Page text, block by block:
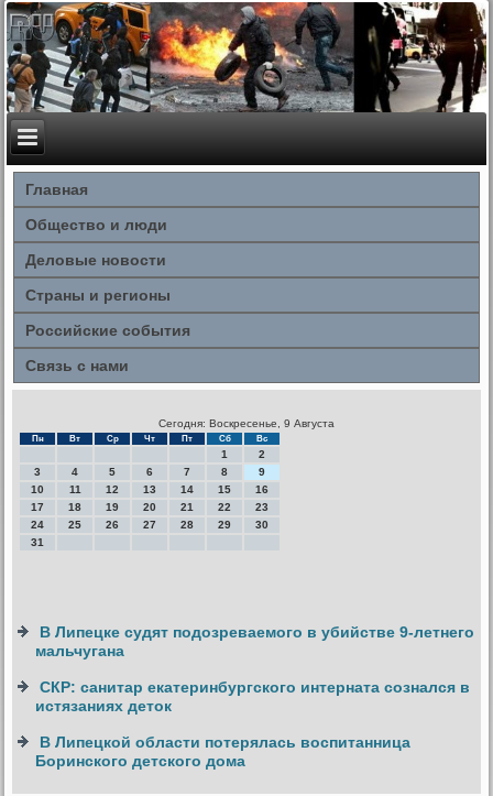
Главная
Общество и люди
Деловые новости
Страны и регионы
Российские события
Связь с нами
Сегодня: Воскресенье, 9 Августа
Пн Вт Ср Чт Пт Сб Вс
1
2
3
4 5 6 7 8
9
10
11 12 13 14 15
16
17
18 19 20 21 22
23
24
25 26 27 28 29
30
31
В Липецке судят подозреваемого в убийстве 9-летнего
мальчугана
СКР: санитар екатеринбургского интерната сознался в
истязаниях деток
В Липецкой области потерялась воспитанница
Боринского детского дома